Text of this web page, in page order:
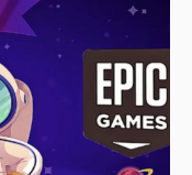
주요 골자다. 또, 스마트 홈
엔지니어링, 기술을 이용한
노력을 소개했다.